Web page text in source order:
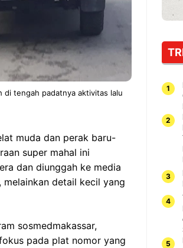
tengah padatnya aktivitas lalu
muda dan perak baru-
super mahal ini
dan diunggah ke media
melainkan detail kecil yang
sosmedmakassar,
pada plat nomor yang
Sushi!